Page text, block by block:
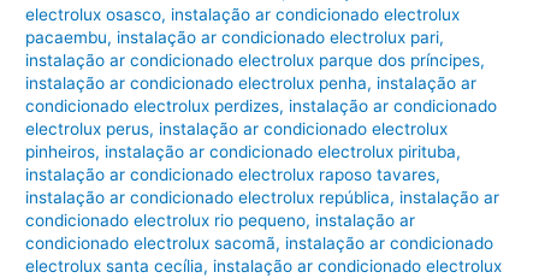
electrolux osasco, instalação ar condicionado electrolux
pacaembu, instalação ar condicionado electrolux pari,
instalação ar condicionado electrolux parque dos príncipes,
instalação ar condicionado electrolux penha, instalação ar
condicionado electrolux perdizes, instalação ar condicionado
electrolux perus, instalação ar condicionado electrolux
pinheiros, instalação ar condicionado electrolux pirituba,
instalação ar condicionado electrolux raposo tavares,
instalação ar condicionado electrolux república, instalação ar
condicionado electrolux rio pequeno, instalação ar
condicionado electrolux sacomã, instalação ar condicionado
electrolux santa cecília, instalação ar condicionado electrolux